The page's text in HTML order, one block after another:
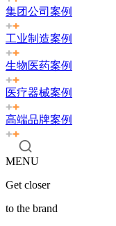
集团公司案例
工业制造案例
生物医药案例
医疗器械案例
高端品牌案例
MENU
Get closer
to the brand